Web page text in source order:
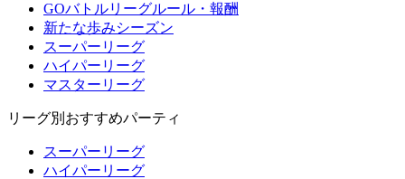
GOバトルリーグルール・報酬
新たな歩みシーズン
スーパーリーグ
ハイパーリーグ
マスターリーグ
リーグ別おすすめパーティ
スーパーリーグ
ハイパーリーグ